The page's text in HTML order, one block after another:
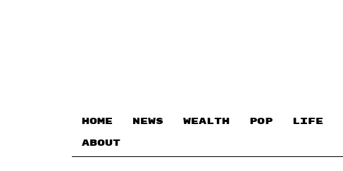
HOME NEWS WEALTH POP LIFE
ABOUT